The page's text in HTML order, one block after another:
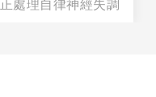
處理自律神經失調